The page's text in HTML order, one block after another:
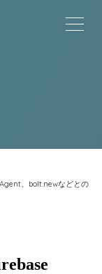
、bolt.newなどとの